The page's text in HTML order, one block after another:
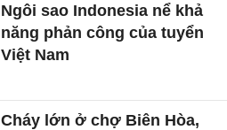
Ngôi sao Indonesia nể khả
năng phản công của tuyển
Việt Nam
Cháy lớn ở chợ Biên Hòa,